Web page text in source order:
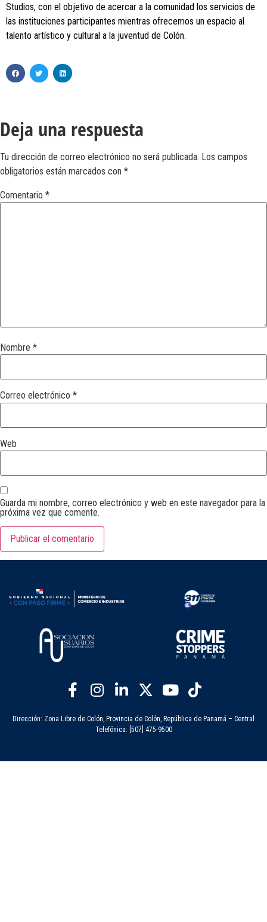
Studios, con el objetivo de acercar a la comunidad los servicios de
las instituciones participantes mientras ofrecemos un espacio al
talento artístico y cultural a la juventud de Colón.
Deja una respuesta
Tu dirección de correo electrónico no será publicada. Los campos
obligatorios están marcados con *
Comentario *
Nombre *
Correo electrónico *
Web
Guarda mi nombre, correo electrónico y web en este navegador para la
próxima vez que comente.
Dirección: Zona Libre de Colón, Provincia de Colón, República de Panamá – Central
Telefónica: [507] 475-9500